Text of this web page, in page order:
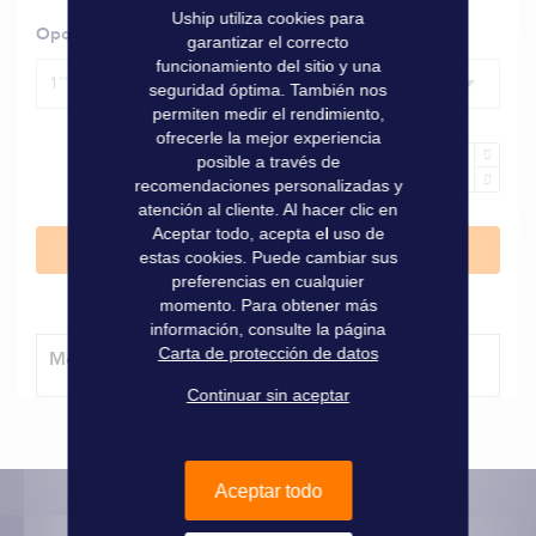
Opciones
1'' – 3/4''
Añadir al carrito
Método de entrega
Uship utiliza cookies para
garantizar el correcto
funcionamiento del sitio y una
seguridad óptima. También nos
permiten medir el rendimiento,
ofrecerle la mejor experiencia
posible a través de
recomendaciones personalizadas y
atención al cliente. Al hacer clic en
Aceptar todo, acepta el uso de
estas cookies. Puede cambiar sus
preferencias en cualquier
momento. Para obtener más
información, consulte la página
Carta de protección de datos
Continuar sin aceptar
Aceptar todo